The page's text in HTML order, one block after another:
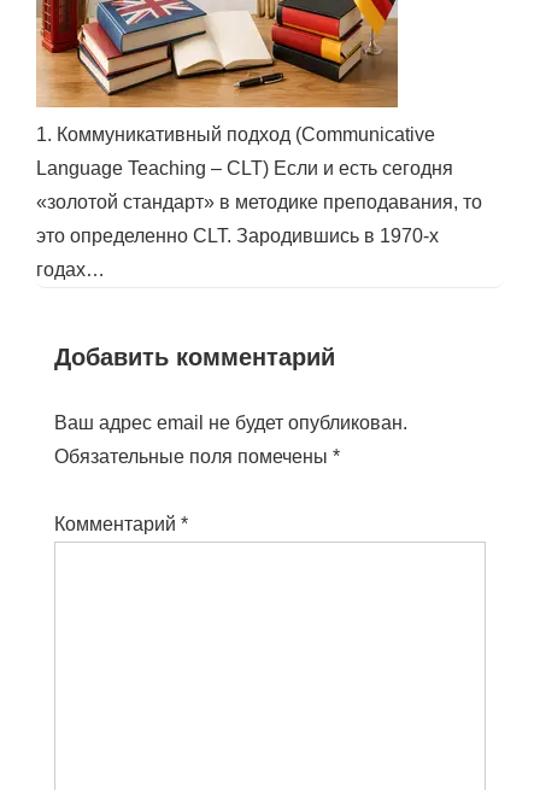
1. Коммуникативный подход (Communicative
Language Teaching – CLT) Если и есть сегодня
«золотой стандарт» в методике преподавания, то
это определенно CLT. Зародившись в 1970-х
годах…
Добавить комментарий
Ваш адрес email не будет опубликован.
Обязательные поля помечены *
Комментарий *